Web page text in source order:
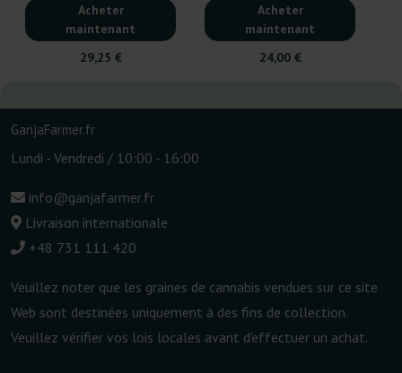
Acheter
maintenant
29,25 €
Acheter
maintenant
24,00 €
GanjaFarmer.fr
Lundi - Vendredi / 10:00 - 16:00
info@ganjafarmer.fr
Livraison internationale
+48 731 111 420
Veuillez noter que les graines de cannabis vendues sur ce site
Web sont destinées uniquement à des fins de collection.
Veuillez vérifier vos lois locales avant d'effectuer un achat.